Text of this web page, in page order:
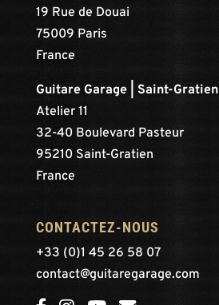
19 Rue de Douai
75009 Paris
France
Guitare Garage | Saint-Gratien
Atelier 11
32-40 Boulevard Pasteur
95210 Saint-Gratien
France
CONTACTEZ-NOUS
+33 (0)1 45 26 58 07
contact@guitaregarage.com